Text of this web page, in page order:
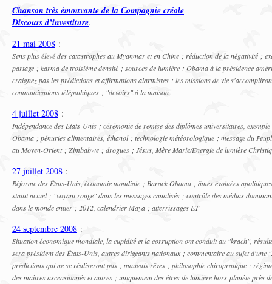
Chanson très émouvante de la Compagnie créole
Discours d’investiture.
21 mai 2008 :
Sens plus élevé des catastrophes au Myanmar et en Chine ; réduction de la négativité ;
partage ; karma de troisième densité ; sources de lumière ; Obama à la présidence
craignez pas les prédictions et affirmations alarmistes ; les missions de vie
communications télépathiques ; "devoirs" à la maison
4 juillet 2008 :
Indépendance des États-Unis ; cérémonie de remise des diplômes universitaires,
Obama ; pénuries alimentaires, éthanol ; technologie météorologique ; message du
au Moyen-Orient ; Zimbabwe ; drogues ; Jésus, Mère Marie/Énergie de lumière
27 juillet 2008 :
Réforme des États-Unis, économie mondiale ; Barack Obama ; âmes évoluées
statut actuel ; "voyant rouge" dans les messages canalisés ; contrôle des médias
dans le monde entier ; 2012, calendrier Maya ; atterrissages ET
24 septembre 2008 :
Situation économique mondiale, la cupidité et la corruption ont conduit au "krach",
sera président des États-Unis, autres dirigeants nationaux ; commentaire au sujet d'une
prédictions qui ne se réaliseront pas ; mauvais rêves ; philosophie chiropratique ;
des maîtres ascensionnés et autres ; uniquement des êtres de lumière hors-planète près